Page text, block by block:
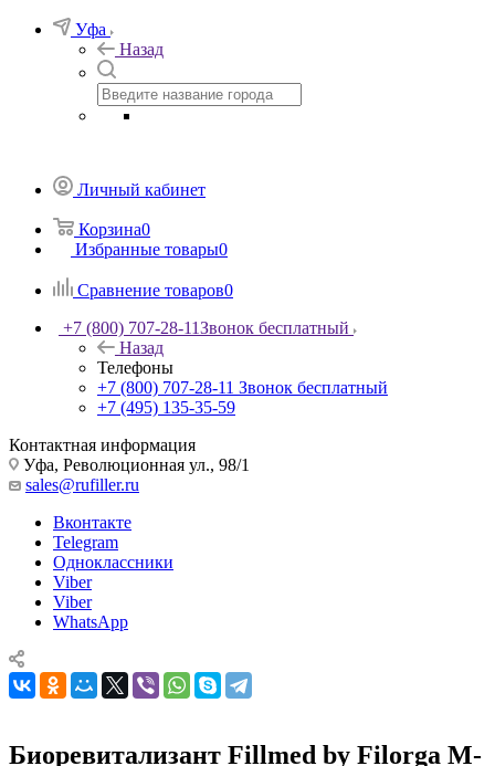
Уфа
Назад
Личный кабинет
Корзина0
Избранные товары0
Сравнение товаров0
+7 (800) 707-28-11Звонок бесплатный
Назад
Телефоны
+7 (800) 707-28-11 Звонок бесплатный
+7 (495) 135-35-59
Контактная информация
Уфа, Революционная ул., 98/1
sales@rufiller.ru
Вконтакте
Telegram
Одноклассники
Viber
Viber
WhatsApp
Биоревитализант Fillmed by Filorga M-